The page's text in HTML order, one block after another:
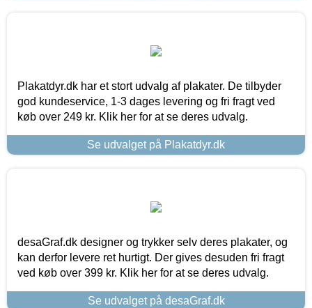
Plakatdyr.dk har et stort udvalg af plakater. De tilbyder
god kundeservice, 1-3 dages levering og fri fragt ved
køb over 249 kr. Klik her for at se deres udvalg.
Se udvalget på Plakatdyr.dk
desaGraf.dk designer og trykker selv deres plakater, og
kan derfor levere ret hurtigt. Der gives desuden fri fragt
ved køb over 399 kr. Klik her for at se deres udvalg.
Se udvalget på desaGraf.dk